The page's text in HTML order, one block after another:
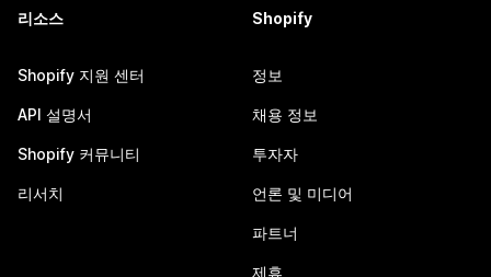
리소스
Shopify 지원 센터
API 설명서
Shopify 커뮤니티
리서치
Shopify
정보
채용 정보
투자자
언론 및 미디어
파트너
제휴